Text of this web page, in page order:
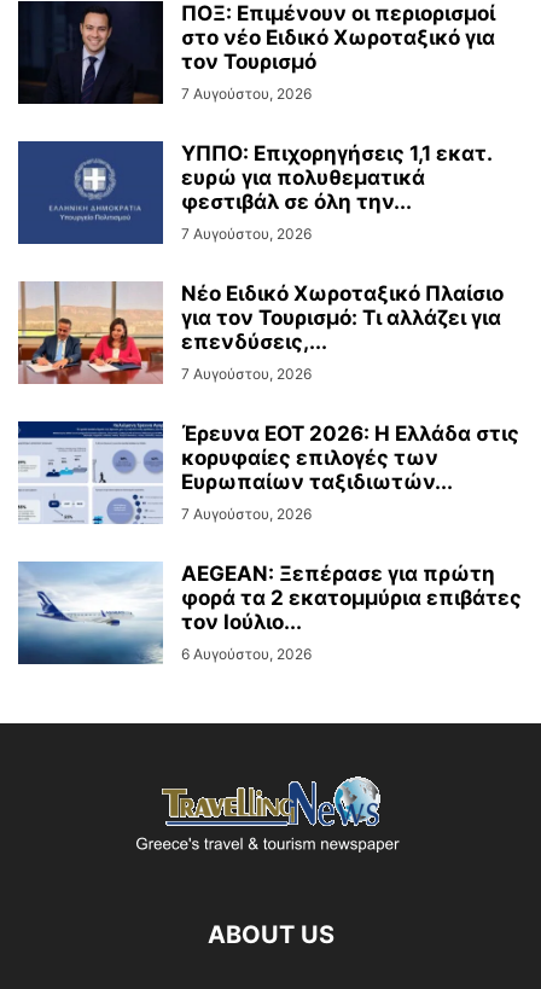
ΠΟΞ: Επιμένουν οι περιορισμοί
στο νέο Ειδικό Χωροταξικό για
τον Τουρισμό
7 Αυγούστου, 2026
ΥΠΠΟ: Επιχορηγήσεις 1,1 εκατ.
ευρώ για πολυθεματικά
φεστιβάλ σε όλη την...
7 Αυγούστου, 2026
Νέο Ειδικό Χωροταξικό Πλαίσιο
για τον Τουρισμό: Τι αλλάζει για
επενδύσεις,...
7 Αυγούστου, 2026
Έρευνα ΕΟΤ 2026: Η Ελλάδα στις
κορυφαίες επιλογές των
Ευρωπαίων ταξιδιωτών...
7 Αυγούστου, 2026
AEGEAN: Ξεπέρασε για πρώτη
φορά τα 2 εκατομμύρια επιβάτες
τον Ιούλιο...
6 Αυγούστου, 2026
ABOUT US